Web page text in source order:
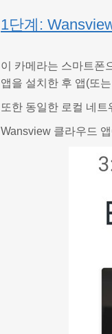
1단계:
이 카메라는 스마트폰
앱을 설치한 후 앱(또
또한 동일한 로컬 네
Wansview 클라우드